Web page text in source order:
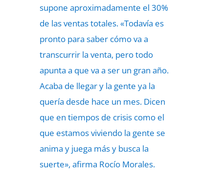
supone aproximadamente el 30%
de las ventas totales. «Todavía es
pronto para saber cómo va a
transcurrir la venta, pero todo
apunta a que va a ser un gran año.
Acaba de llegar y la gente ya la
quería desde hace un mes. Dicen
que en tiempos de crisis como el
que estamos viviendo la gente se
anima y juega más y busca la
suerte», afirma Rocío Morales.